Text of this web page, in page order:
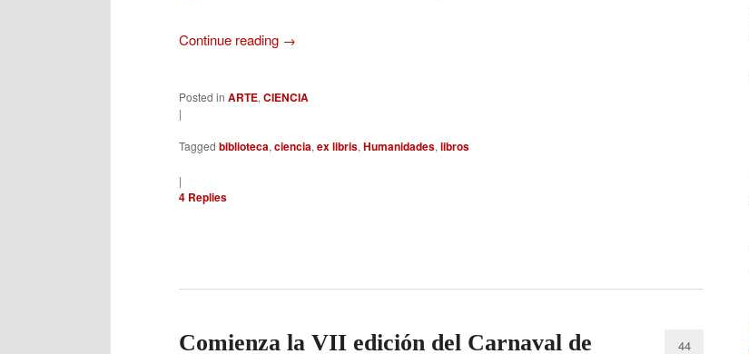
Continue reading →
Posted in ARTE,CIENCIA
|
Tagged biblioteca,ciencia,ex libris,Humanidades,libros
|
4 Replies
Comienza la VII edición del Carnaval de 44